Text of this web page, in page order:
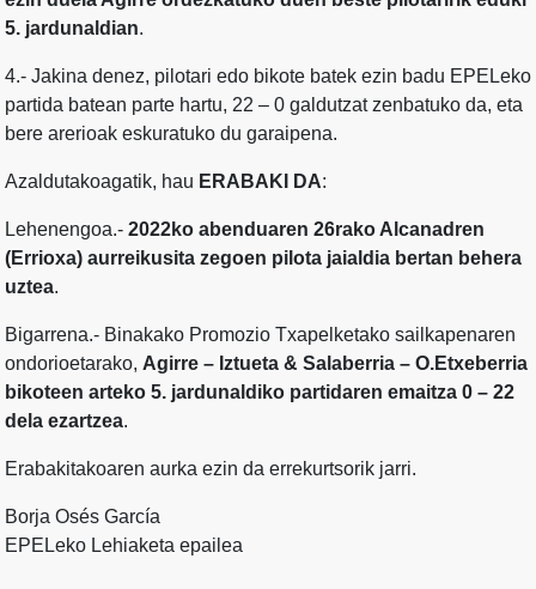
5. jardunaldian.
4.- Jakina denez, pilotari edo bikote batek ezin badu EPELeko
partida batean parte hartu, 22 – 0 galdutzat zenbatuko da, eta
bere arerioak eskuratuko du garaipena.
Azaldutakoagatik, hau ERABAKI DA:
Lehenengoa.- 2022ko abenduaren 26rako Alcanadren
(Errioxa) aurreikusita zegoen pilota jaialdia bertan behera
uztea.
Bigarrena.- Binakako Promozio Txapelketako sailkapenaren
ondorioetarako, Agirre – Iztueta & Salaberria – O.Etxeberria
bikoteen arteko 5. jardunaldiko partidaren emaitza 0 – 22
dela ezartzea.
Erabakitakoaren aurka ezin da errekurtsorik jarri.
Borja Osés García
EPELeko Lehiaketa epailea